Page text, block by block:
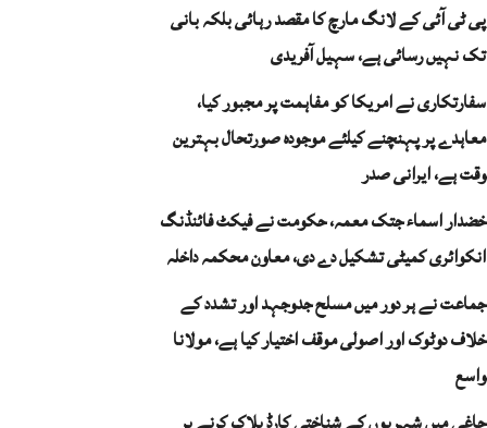
پی ٹی آئی کے لانگ مارچ کا مقصد رہائی بلکہ بانی
تک نہیں رسائی ہے، سہیل آفریدی
سفارتکاری نے امریکا کو مفاہمت پر مجبور کیا،
معاہدے پر پہنچنے کیلئے موجودہ صورتحال بہترین
وقت ہے، ایرانی صدر
خضدار اسماء جتک معمہ، حکومت نے فیکٹ فائنڈنگ
انکوائری کمیٹی تشکیل دے دی، معاون محکمہ داخلہ
جماعت نے ہر دور میں مسلح جدوجہد اور تشدد کے
خلاف دوٹوک اور اصولی موقف اختیار کیا ہے، مولانا
واسع